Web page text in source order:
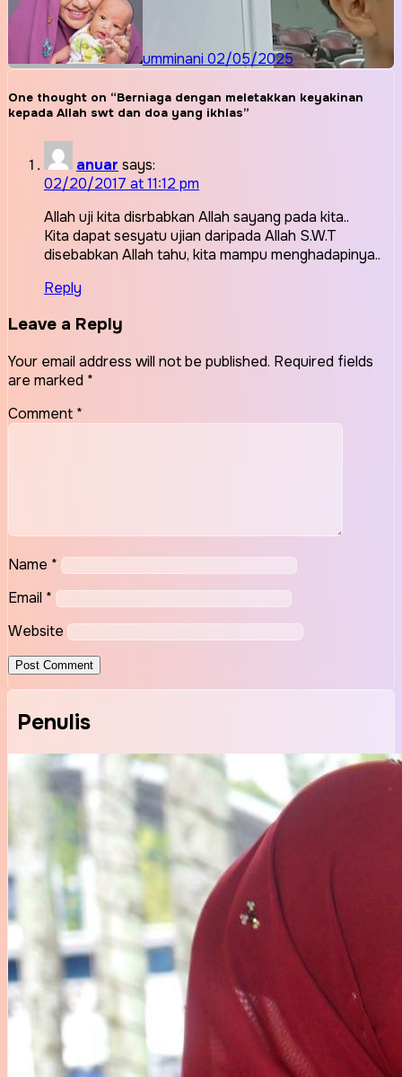
umminani 02/05/2025
One thought on “Berniaga dengan meletakkan keyakinan
kepada Allah swt dan doa yang ikhlas”
anuar says:
02/20/2017 at 11:12 pm
Allah uji kita disrbabkan Allah sayang pada kita..
Kita dapat sesyatu ujian daripada Allah S.W.T
disebabkan Allah tahu, kita mampu menghadapinya..
Reply
Leave a Reply
Your email address will not be published. Required fields
are marked *
Comment *
Name *
Email *
Website
Penulis